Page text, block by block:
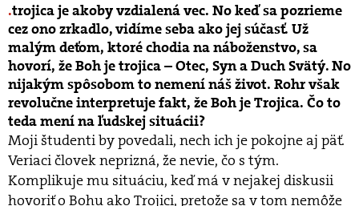
trojica je akoby vzdialená vec. No keď sa pozrieme
cez ono zrkadlo, vidíme seba ako jej súčasť. Už
malým deťom, ktoré chodia na náboženstvo, sa
hovorí, že Boh je trojica – Otec, Syn a Duch Svätý. No
nijakým spôsobom to nemení náš život. Rohr však
revolučne interpretuje fakt, že Boh je Trojica. Čo to
teda mení na ľudskej situácii?
Moji študenti by povedali, nech ich je pokojne aj päť.
Veriaci človek neprizná, že nevie, čo s tým.
Komplikuje mu situáciu, keď má v nejakej diskusii
hovoriť o Bohu ako Trojici, pretože sa v tom nemôže